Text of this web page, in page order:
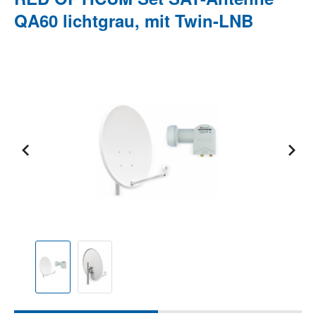
QA60 lichtgrau, mit Twin-LNB